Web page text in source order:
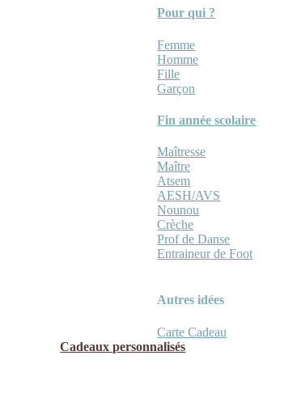
Pour qui ?
Femme
Homme
Fille
Garçon
Fin année scolaire
Maîtresse
Maître
Atsem
AESH/AVS
Nounou
Crèche
Prof de Danse
Entraineur de Foot
Autres idées
Carte Cadeau
Cadeaux personnalisés